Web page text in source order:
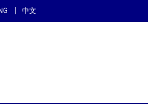
中文
รมการเรียนรู้